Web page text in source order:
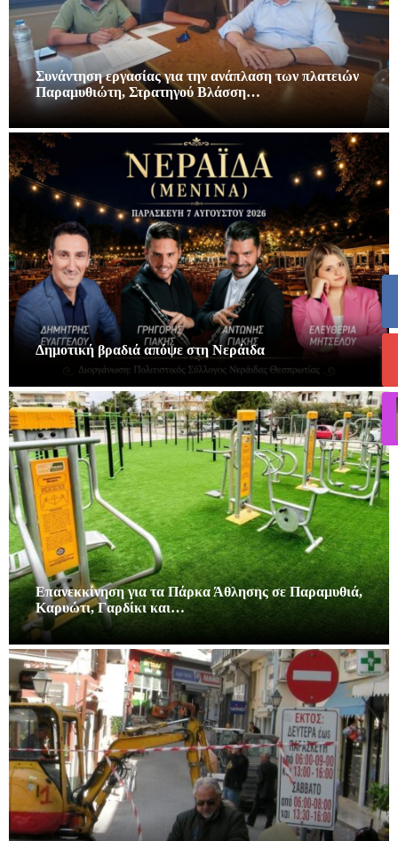
Συνάντηση εργασίας για την ανάπλαση των πλατειών
Παραμυθιώτη, Στρατηγού Βλάσση…
Δημοτική βραδιά απόψε στη Νεράιδα
Επανεκκίνηση για τα Πάρκα Άθλησης σε Παραμυθιά,
Καρυώτι, Γαρδίκι και…